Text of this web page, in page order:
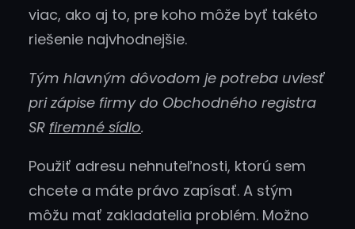
viac, ako aj to, pre koho môže byť takéto
riešenie najvhodnejšie.
Tým hlavným dôvodom je potreba uviesť
pri zápise firmy do Obchodného registra
SR firemné sídlo.
Použiť adresu nehnuteľnosti, ktorú sem
chcete a máte právo zapísať. A stým
môžu mať zakladatelia problém. Možno